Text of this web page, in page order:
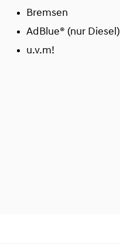
Bremsen
AdBlue® (nur Diesel)
u.v.m!